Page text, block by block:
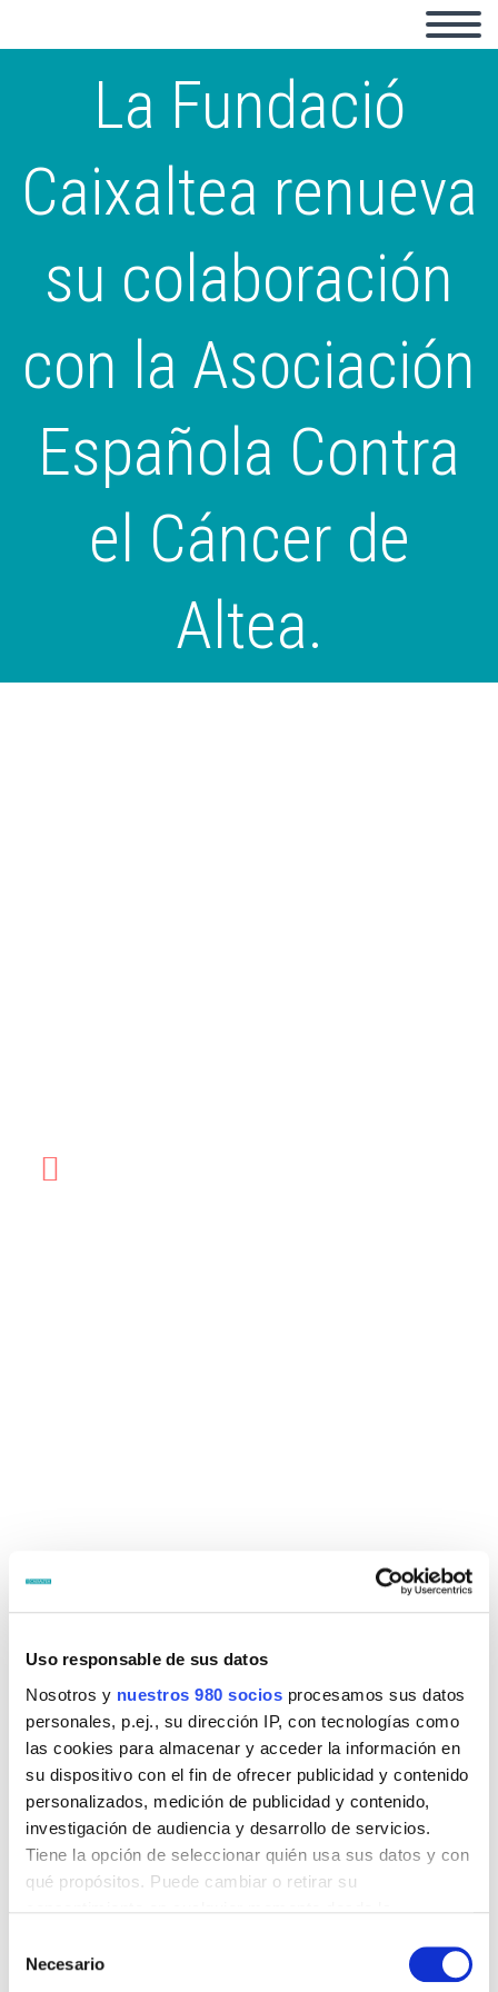
Uso responsable de sus datos
Nosotros y nuestros 980 socios procesamos sus datos
personales, p.ej., su dirección IP, con tecnologías como
las cookies para almacenar y acceder la información en
su dispositivo con el fin de ofrecer publicidad y contenido
personalizados, medición de publicidad y contenido,
investigación de audiencia y desarrollo de servicios.
Tiene la opción de seleccionar quién usa sus datos y con
qué propósitos. Puede cambiar o retirar su
consentimiento.
Necesario
La Fundació
Caixaltea renueva
su colaboración
con la Asociación
Española Contra
el Cáncer de
Altea.
Este acuerdo reafirma el compromiso de ambas
entidades en la lucha contra el cáncer y el apoyo a
los pacientes y sus familias.
El acto de firma tuvo lugar en la sede central de
Caixaltea, donde estuvieron presentes Rosa Fuster,
presidenta de la AECC en Altea y el presidente de
Caixaltea Ignacio Ortiz.
Rosa Fuster, presidenta de la AECC en Altea, expresó:
«La colaboración con la Fundació Caixaltea es